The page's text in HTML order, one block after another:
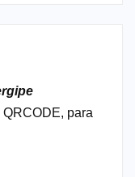
para